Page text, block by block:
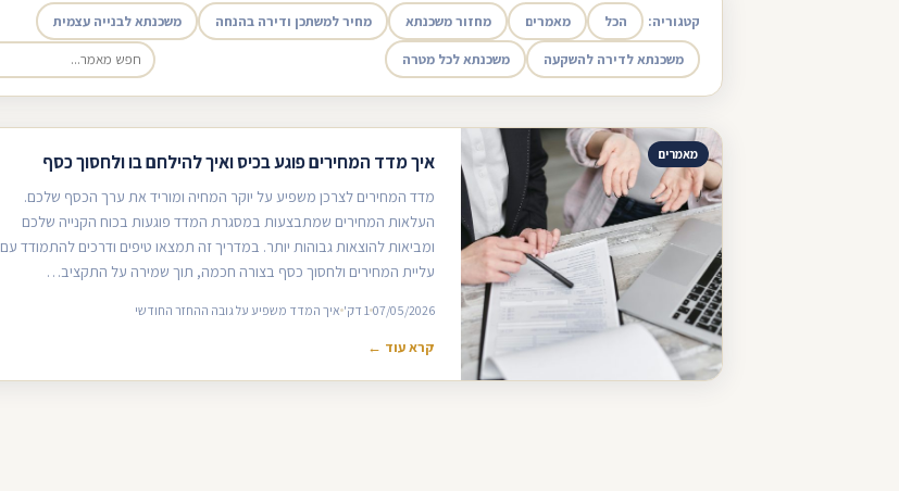
קטגוריה: הכל מאמרים מחזור משכנתא מחיר למשתכן ודירה בהנחה משכנתא לבנייה עצמית
משכנתא לדירה להשקעה משכנתא לכל מטרה
מאמרים איך מדד המחירים פוגע בכיס ואיך להילחם בו ולחסוך כסף
מדד המחירים לצרכן משפיע על יוקר המחיה ומוריד את ערך הכסף שלכם.
העלאות המחירים שמתבצעות במסגרת המדד פוגעות בכוח הקנייה שלכם
ומביאות להוצאות גבוהות יותר. במדריך זה תמצאו טיפים ודרכים להתמודד עם
עליית המחירים ולחסוך כסף בצורה חכמה, תוך שמירה על התקציב…
07/05/2026 1 דק' איך המדד משפיע על גובה ההחזר החודשי
קרא עוד ←